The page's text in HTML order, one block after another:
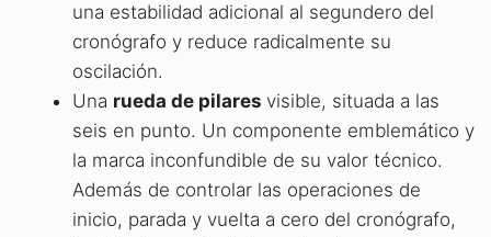
una estabilidad adicional al segundero del
cronógrafo y reduce radicalmente su
oscilación.
Una rueda de pilares visible, situada a las
seis en punto. Un componente emblemático y
la marca inconfundible de su valor técnico.
Además de controlar las operaciones de
inicio, parada y vuelta a cero del cronógrafo,